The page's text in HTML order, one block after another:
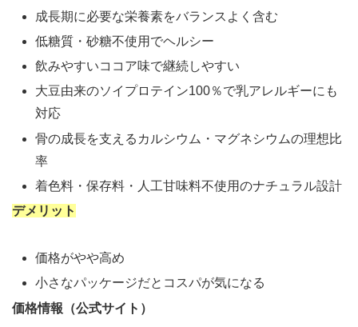
成長期に必要な栄養素をバランスよく含む
低糖質・砂糖不使用でヘルシー
飲みやすいココア味で継続しやすい
大豆由来のソイプロテイン100％で乳アレルギーにも
対応
骨の成長を支えるカルシウム・マグネシウムの理想比
率
着色料・保存料・人工甘味料不使用のナチュラル設計
デメリット
価格がやや高め
小さなパッケージだとコスパが気になる
価格情報（公式サイト）